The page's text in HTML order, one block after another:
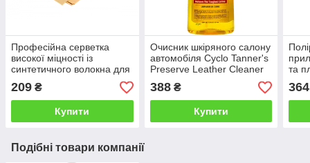
Професійна серветка
високої міцності із
синтетичного волокна для
сушіння автомобіля
209 ₴
Купити
Очисник шкіряного салону
автомобіля Cyclo Tanner's
Preserve Leather Cleaner
221mL
388₴
Купити
та
364
Подібні товари компанії